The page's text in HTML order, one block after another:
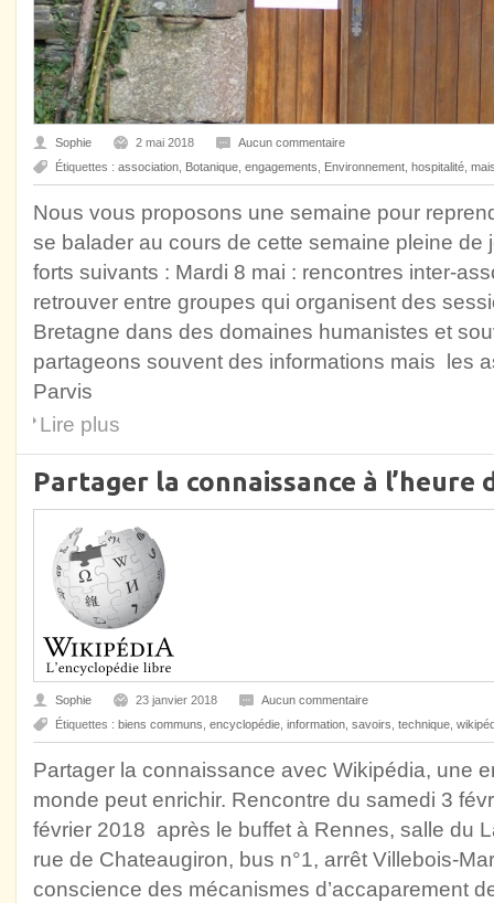
Sophie 2 mai 2018
Aucun commentaire
Étiquettes : association Botanique engagements Environnement hospitalité
Nous vous proposons une semaine pour
se balader au cours de cette semaine pleine de
forts suivants : Mardi 8 mai : rencontres inter-
retrouver entre groupes qui organisent des
Bretagne dans des domaines humanistes et
partageons souvent des informations mais les
Parvis
Lire plus
Partager la connaissance à l’heure
Sophie 23 janvier 2018
Aucun commentaire
Étiquettes : biens communs encyclopédie information savoirs technique
Partager la connaissance avec Wikipédia, une
monde peut enrichir. Rencontre du samedi 3
février 2018 après le buffet à Rennes, salle du
rue de Chateaugiron, bus n°1, arrêt Villebois-
conscience des mécanismes d’accaparement